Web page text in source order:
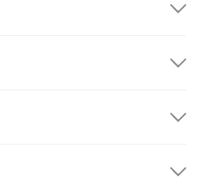
за поръчки над $300.00